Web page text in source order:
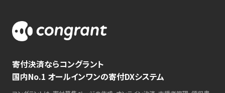
寄付決済ならコングラント
国内No.1 オールインワンの寄付DXシステム